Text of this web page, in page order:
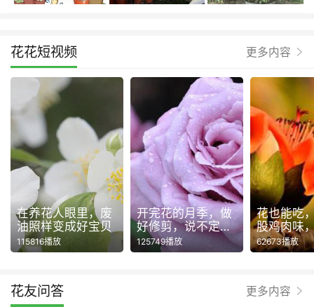
花花短视频 更多内容
在养花人眼里，废
油照样变成好宝贝
115816播放
开完花的月季，做
好修剪，说不定还
能再开一波！
125749播放
花也能吃
股鸡肉味
62673播放
花友问答 更多内容